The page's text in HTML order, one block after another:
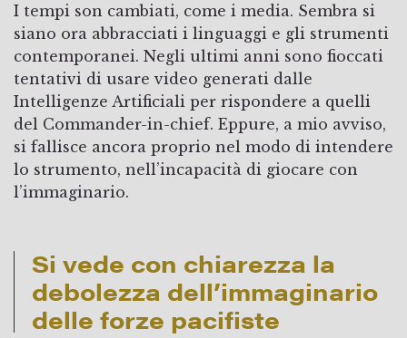
I tempi son cambiati, come i media. Sembra si
siano ora abbracciati i linguaggi e gli strumenti
contemporanei. Negli ultimi anni sono fioccati
tentativi di usare video generati dalle
Intelligenze Artificiali per rispondere a quelli
del Commander-in-chief. Eppure, a mio avviso,
si fallisce ancora proprio nel modo di intendere
lo strumento, nell’incapacità di giocare con
l’immaginario.
Si vede con chiarezza la
debolezza dell’immaginario
delle forze pacifiste